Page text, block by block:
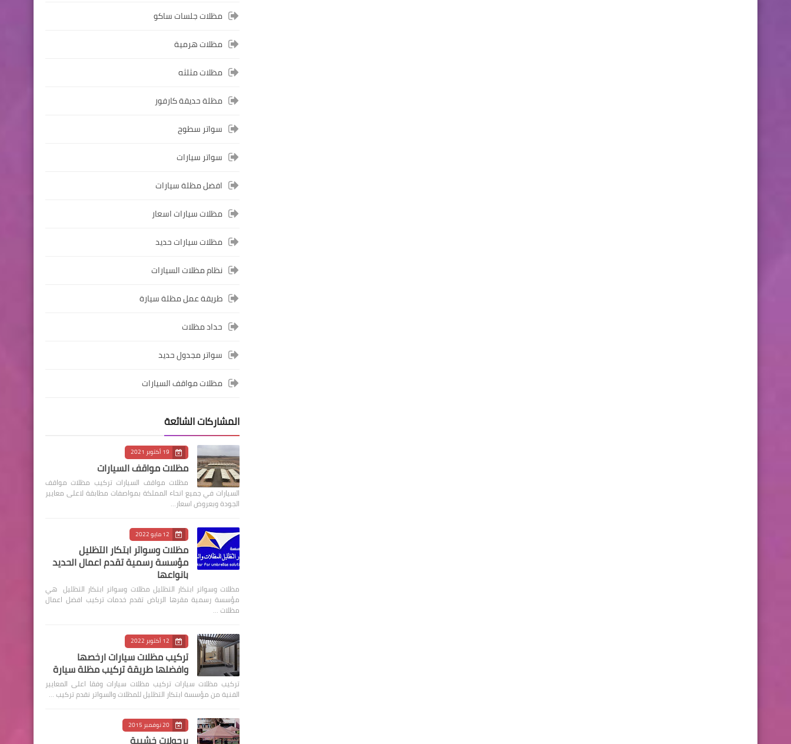
مظلات جلسات ساكو
مظلات هرمية
مظلات مثلثه
مظلة حديقة كارفور
سواتر سطوح
سواتر سيارات
افضل مظلة سيارات
مظلات سيارات اسعار
مظلات سيارات حديد
نظام مظلات السيارات
طريقة عمل مظلة سيارة
حداد مظلات
سواتر مجدول حديد
مظلات مواقف السيارات
المشاركات الشائعة
19 أكتوبر 2021
مظلات مواقف السيارات
مظلات مواقف السيارات تركيب مظلات مواقف
السيارات في جميع انحاء المملكة بمواصفات مطابقة لاعلى معايير
الجودة وبعروض اسعار…
12 مايو 2022
مظلات وسواتر ابتكار التظليل
مؤسسة رسمية تقدم اعمال الحديد
بانواعها
مظلات وسواتر ابتكار التظليل مظلات وسواتر ابتكار التظليل هي
مؤسسة رسمية مقرها الرياض تقدم خدمات تركيب افضل اعمال
مظلات …
12 أكتوبر 2022
تركيب مظلات سيارات ارخصها
وافضلها طريقة تركيب مظلة سيارة
‏تركيب مظلات سيارات تركيب مظلات سيارات وفقا اعلى المعايير
الفنية من مؤسسة ابتكار التظليل للمظلات والسواتر نقدم تركيب …
20 نوفمبر 2015